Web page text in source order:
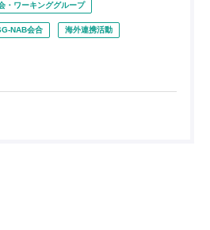
・ワーキンググループ
NAB会合 海外連携活動